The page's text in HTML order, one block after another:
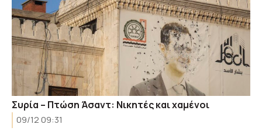
Συρία – Πτώση Άσαντ: Νικητές και χαμένοι
09/12 09:31